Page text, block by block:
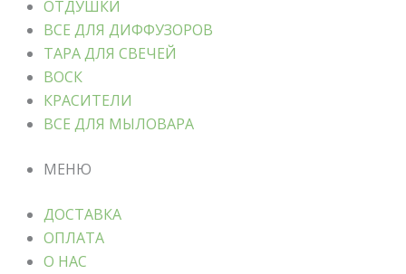
ОТДУШКИ
ВСЕ ДЛЯ ДИФФУЗОРОВ
ТАРА ДЛЯ СВЕЧЕЙ
ВОСК
КРАСИТЕЛИ
ВСЕ ДЛЯ МЫЛОВАРА
МЕНЮ
ДОСТАВКА
ОПЛАТА
О НАС